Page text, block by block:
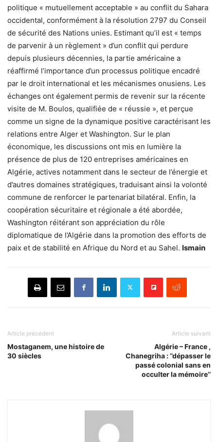
politique « mutuellement acceptable » au conflit du Sahara
occidental, conformément à la résolution 2797 du Conseil
de sécurité des Nations unies. Estimant qu’il est « temps
de parvenir à un règlement » d’un conflit qui perdure
depuis plusieurs décennies, la partie américaine a
réaffirmé l’importance d’un processus politique encadré
par le droit international et les mécanismes onusiens. Les
échanges ont également permis de revenir sur la récente
visite de M. Boulos, qualifiée de « réussie », et perçue
comme un signe de la dynamique positive caractérisant les
relations entre Alger et Washington. Sur le plan
économique, les discussions ont mis en lumière la
présence de plus de 120 entreprises américaines en
Algérie, actives notamment dans le secteur de l’énergie et
d’autres domaines stratégiques, traduisant ainsi la volonté
commune de renforcer le partenariat bilatéral. Enfin, la
coopération sécuritaire et régionale a été abordée,
Washington réitérant son appréciation du rôle
diplomatique de l’Algérie dans la promotion des efforts de
paix et de stabilité en Afrique du Nord et au Sahel. Ismain
Article précédent
Mostaganem, une histoire de
30 siècles
Article suivant
Algérie – France ,
Chanegriha : ‘’dépasser le
passé colonial sans en
occulter la mémoire’’